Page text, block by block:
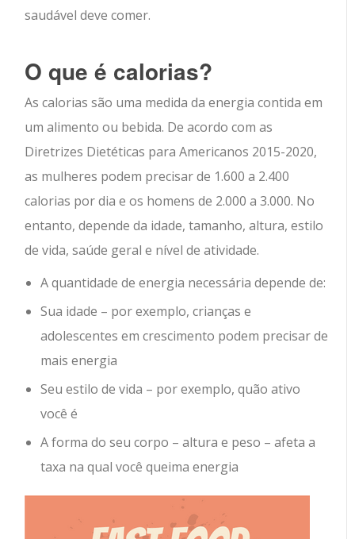
saudável deve comer.
O que é calorias?
As calorias são uma medida da energia contida em
um alimento ou bebida. De acordo com as
Diretrizes Dietéticas para Americanos 2015-2020,
as mulheres podem precisar de 1.600 a 2.400
calorias por dia e os homens de 2.000 a 3.000. No
entanto, depende da idade, tamanho, altura, estilo
de vida, saúde geral e nível de atividade.
A quantidade de energia necessária depende de:
Sua idade – por exemplo, crianças e
adolescentes em crescimento podem precisar de
mais energia
Seu estilo de vida – por exemplo, quão ativo
você é
A forma do seu corpo – altura e peso – afeta a
taxa na qual você queima energia